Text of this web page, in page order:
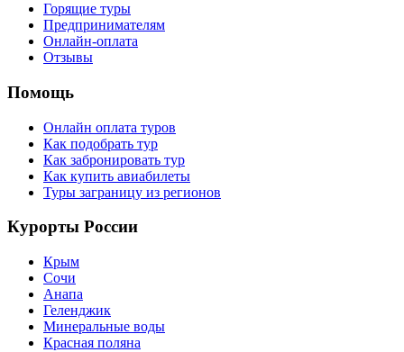
Горящие туры
Предпринимателям
Онлайн-оплата
Отзывы
Помощь
Онлайн оплата туров
Как подобрать тур
Как забронировать тур
Как купить авиабилеты
Туры заграницу из регионов
Курорты России
Крым
Сочи
Анапа
Геленджик
Минеральные воды
Красная поляна